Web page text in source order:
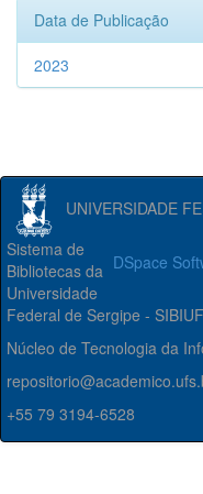
Data de Publicação
2023
UNIVERSIDADE
DSpace
Sistema de
Bibliotecas da
Universidade
Federal de Sergipe -
Núcleo de Tecnologia da
+55 79 3194-6528